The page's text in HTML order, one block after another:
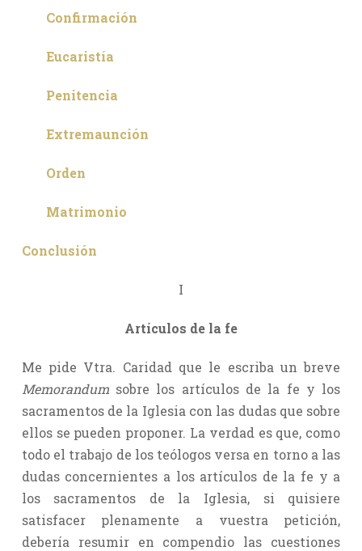
Confirmación
Eucaristía
Penitencia
Extremaunción
Orden
Matrimonio
Conclusión
I
Artículos de la fe
Me pide Vtra. Caridad que le escriba un breve
Memorandum sobre los artículos de la fe y los
sacramentos de la Iglesia con las dudas que sobre
ellos se pueden proponer. La verdad es que, como
todo el trabajo de los teólogos versa en torno a las
dudas concernientes a los artículos de la fe y a
los sacramentos de la Iglesia, si quisiere
satisfacer plenamente a vuestra petición,
debería resumir en compendio las cuestiones